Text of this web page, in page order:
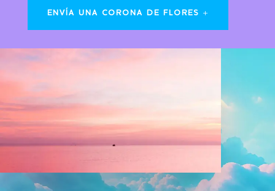
ENVÍA UNA CORONA DE FLORES